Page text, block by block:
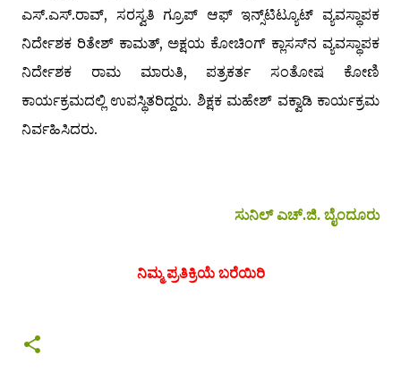
ಎಸ್.ಎಸ್.ರಾವ್, ಸರಸ್ವತಿ ಗ್ರೂಪ್ ಆಫ್ ಇನ್ಸ್‌ಟಿಟ್ಯೂಟ್ ವ್ಯವಸ್ಥಾಪಕ
ನಿರ್ದೇಶಕ ರಿತೇಶ್ ಕಾಮತ್, ಅಕ್ಷಯ ಕೋಚಿಂಗ್ ಕ್ಲಾಸಸ್‌ನ ವ್ಯವಸ್ಥಾಪಕ
ನಿರ್ದೇಶಕ ರಾಮ ಮಾರುತಿ, ಪತ್ರಕರ್ತ ಸಂತೋಷ ಕೋಣಿ
ಕಾರ್ಯಕ್ರಮದಲ್ಲಿ ಉಪಸ್ಥಿತರಿದ್ದರು. ಶಿಕ್ಷಕ ಮಹೇಶ್ ವಕ್ವಾಡಿ ಕಾರ್ಯಕ್ರಮ
ನಿರ್ವಹಿಸಿದರು.
ಸುನಿಲ್ ಎಚ್.ಜಿ. ಬೈಂದೂರು
ನಿಮ್ಮ ಪ್ರತಿಕ್ರಿಯೆ ಬರೆಯಿರಿ